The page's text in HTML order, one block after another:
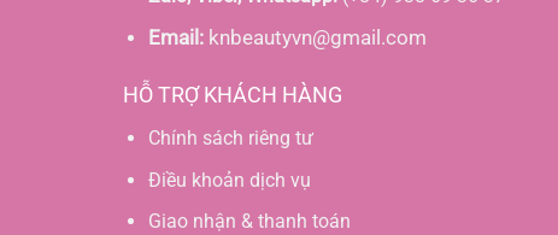
Email:knbeautyvn@gmail.com
HỖ TRỢ KHÁCH HÀNG
Chính sách riêng tư
Điều khoản dịch vụ
Giao nhận & thanh toán